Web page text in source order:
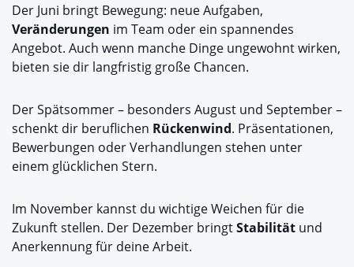
Der Juni bringt Bewegung: neue Aufgaben,
Veränderungen im Team oder ein spannendes
Angebot. Auch wenn manche Dinge ungewohnt wirken,
bieten sie dir langfristig große Chancen.
Der Spätsommer – besonders August und September –
schenkt dir beruflichen Rückenwind. Präsentationen,
Bewerbungen oder Verhandlungen stehen unter
einem glücklichen Stern.
Im November kannst du wichtige Weichen für die
Zukunft stellen. Der Dezember bringtStabilität und
Anerkennung für deine Arbeit.